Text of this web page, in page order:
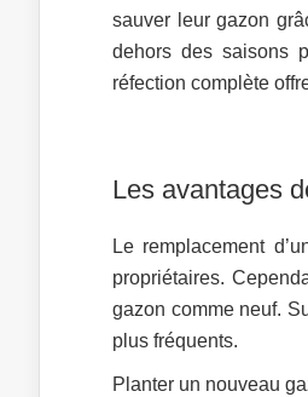
sauver leur gazon
dehors des saisons
réfection complète
Les avantages
Le remplacement
propriétaires.
gazon comme neuf.
plus fréquents.
Planter un nouveau